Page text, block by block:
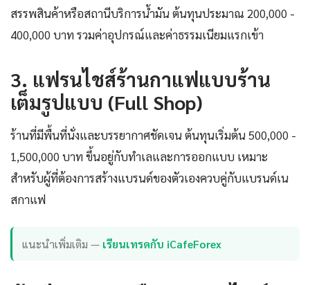
สรรพสินค้าหรือสถานีบริการน้ำมัน ต้นทุนประมาณ 200,000 -
400,000 บาท รวมค่าอุปกรณ์และค่าธรรมเนียมแรกเข้า
3. แฟรนไชส์ร้านกาแฟแบบร้าน
เต็มรูปแบบ (Full Shop)
ร้านที่มีพื้นที่นั่งและบรรยากาศชัดเจน ต้นทุนเริ่มต้น 500,000 -
1,500,000 บาท ขึ้นอยู่กับทำเลและการออกแบบ เหมาะ
สำหรับผู้ที่ต้องการสร้างแบรนด์ของตัวเองควบคู่กับแบรนด์เน
สกาแฟ
แนะนำเพิ่มเติม — เรียนเทรดกับ iCafeForex